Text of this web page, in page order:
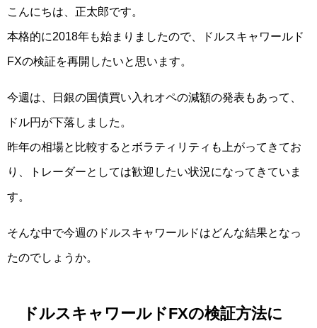
こんにちは、正太郎です。
本格的に2018年も始まりましたので、ドルスキャワールド
FXの検証を再開したいと思います。
今週は、日銀の国債買い入れオペの減額の発表もあって、
ドル円が下落しました。
昨年の相場と比較するとボラティリティも上がってきてお
り、トレーダーとしては歓迎したい状況になってきていま
す。
そんな中で今週のドルスキャワールドはどんな結果となっ
たのでしょうか。
ドルスキャワールドFXの検証方法に